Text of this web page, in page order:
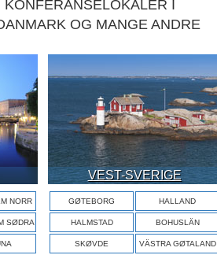
I
OG MANGE ANDRE
NORR
SØDRA
VEST-SVERIGE
GØTEBORG HALLAND
HALMSTAD BOHUSLÄN
SKØVDE VÄSTRA GØTALAND